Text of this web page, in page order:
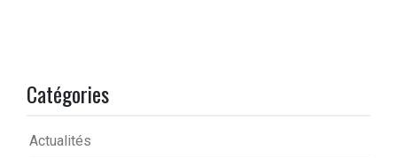
Catégories
Actualités